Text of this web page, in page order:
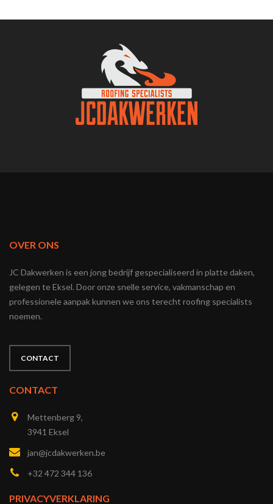
OVER ONS
JC Dakwerken is een jong bedrijf gespecialiseerd in platte daken,
gelegen te Eksel. Door onze snelle service, vakmanschap en
professionele aanpak kunnen we ons terecht roofing specialists
noemen.
CONTACT
CONTACT
Mettenberg 9,
3941 Eksel
jan@jcdakwerken.be
+32 472 344 136
PRIVACYVERKLARING